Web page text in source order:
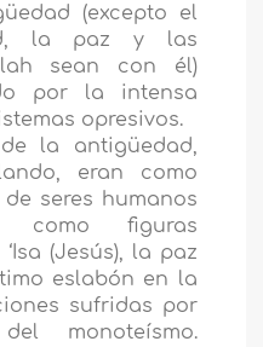
(excepto el
la paz y las
sean con él)
por la intensa
opresivos.
de la antigüedad,
eran como
seres humanos
como figuras
(Jesús), la paz
eslabón en la
sufridas por
monoteísmo.